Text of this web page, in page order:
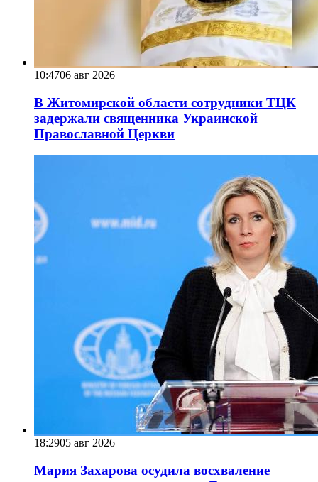
10:4706 авг 2026
В Житомирской области сотрудники ТЦК
задержали священника Украинской
Православной Церкви
18:2905 авг 2026
Мария Захарова осудила восхваление